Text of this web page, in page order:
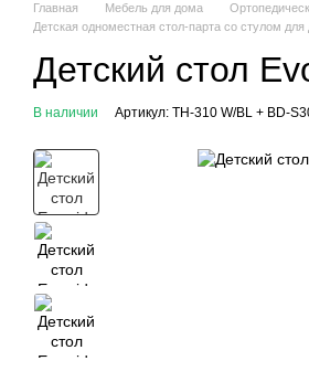
Главная Мебель для дома
Детская одноместная стол-парта со стулом
Детский стол
В наличии Артикул: TH-310 W/BL + BD-